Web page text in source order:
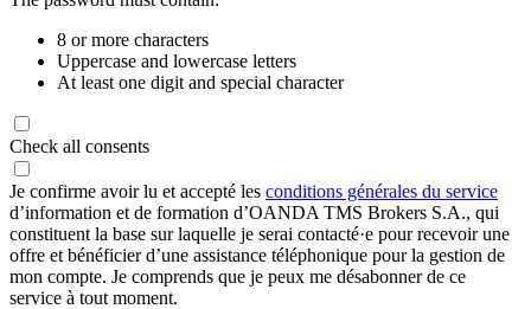
8 or more characters
Uppercase and lowercase letters
At least one digit and special character
Check all consents
Je confirme avoir lu et accepté les conditions générales du service
d’information et de formation d’OANDA TMS Brokers S.A., qui
constituent la base sur laquelle je serai contacté·e pour recevoir une
offre et bénéficier d’une assistance téléphonique pour la gestion de
mon compte. Je comprends que je peux me désabonner de ce
service à tout moment.